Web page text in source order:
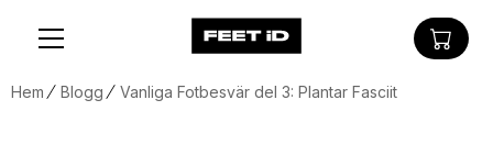
Hem Blogg Vanliga Fotbesvär del 3: Plantar Fasciit